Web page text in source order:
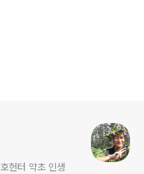
헌터 약초 인생